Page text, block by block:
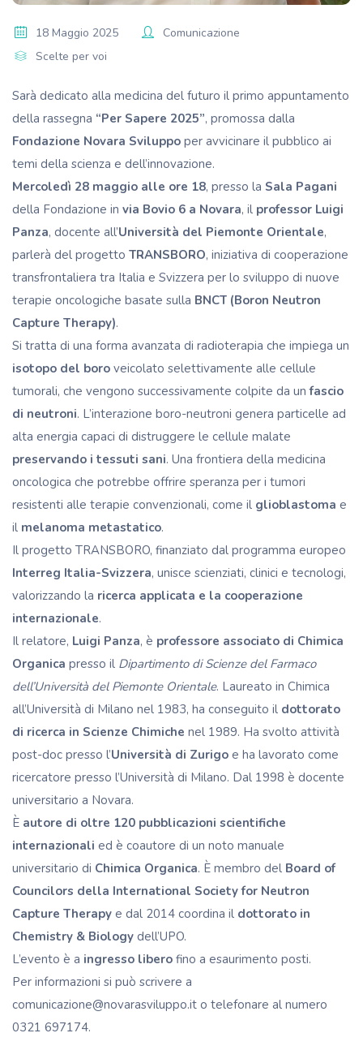
18 Maggio 2025
Comunicazione
Scelte per voi
Sarà dedicato alla medicina del futuro il primo appuntamento
della rassegna “Per Sapere 2025”, promossa dalla
Fondazione Novara Sviluppo per avvicinare il pubblico ai
temi della scienza e dell’innovazione.
Mercoledì 28 maggio alle ore 18, presso la Sala Pagani
della Fondazione in via Bovio 6 a Novara, il professor Luigi
Panza, docente all’Università del Piemonte Orientale,
parlerà del progetto TRANSBORO, iniziativa di cooperazione
transfrontaliera tra Italia e Svizzera per lo sviluppo di nuove
terapie oncologiche basate sulla BNCT (Boron Neutron
Capture Therapy).
Si tratta di una forma avanzata di radioterapia che impiega un
isotopo del boro veicolato selettivamente alle cellule
tumorali, che vengono successivamente colpite da unfascio
di neutroni. L’interazione boro-neutroni genera particelle ad
alta energia capaci di distruggere le cellule malate
preservando i tessuti sani. Una frontiera della medicina
oncologica che potrebbe offrire speranza per i tumori
resistenti alle terapie convenzionali, come il glioblastoma e
il melanoma metastatico.
Il progetto TRANSBORO, finanziato dal programma europeo
Interreg Italia-Svizzera, unisce scienziati, clinici e tecnologi,
valorizzando la ricerca applicata e la cooperazione
internazionale.
Il relatore, Luigi Panza, è professore associato di Chimica
Organica presso il Dipartimento di Scienze del Farmaco
dell’Università del Piemonte Orientale. Laureato in Chimica
all’Università di Milano nel 1983, ha conseguito il dottorato
di ricerca in Scienze Chimiche nel 1989. Ha svolto attività
post-doc presso l’Università di Zurigo e ha lavorato come
ricercatore presso l’Università di Milano. Dal 1998 è docente
universitario a Novara.
È autore di oltre 120 pubblicazioni scientifiche
internazionali ed è coautore di un noto manuale
universitario di Chimica Organica. È membro del Board of
Councilors della International Society for Neutron
Capture Therapy e dal 2014 coordina il dottorato in
Chemistry & Biology dell’UPO.
L’evento è a ingresso libero fino a esaurimento posti.
Per informazioni si può scrivere a
comunicazione@novarasviluppo.it o telefonare al numero
0321 697174.